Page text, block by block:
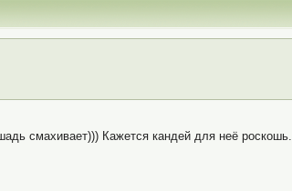
смахивает))) Кажется кандей для неё роскошь.